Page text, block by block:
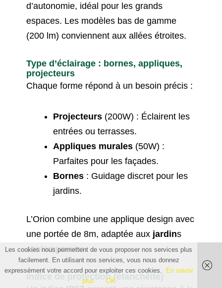
d’autonomie, idéal pour les grands
espaces. Les modèles bas de gamme
(200 lm) conviennent aux allées étroites.
Type d’éclairage : bornes, appliques,
projecteurs
Chaque forme répond à un besoin précis :
Projecteurs (200W) : Éclairent les
entrées ou terrasses.
Appliques murales (50W) :
Parfaites pour les façades.
Bornes : Guidage discret pour les
jardins.
L’Orion combine une applique design avec
une portée de 8m, adaptée aux jardins
contemporains.
Indice de protection (étanchéité)
Les cookies nous permettent de vous proposer nos services plus
facilement. En utilisant nos services, vous nous donnez
expressément votre accord pour exploiter ces cookies.
En savoir
plus
OK